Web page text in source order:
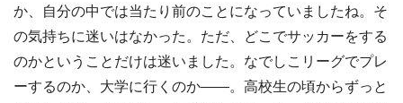
か、自分の中では当たり前のことになっていましたね。そ
の気持ちに迷いはなかった。ただ、どこでサッカーをする
のかということだけは迷いました。なでしこリーグでプレ
ーするのか、大学に行くのか――。高校生の頃からずっと